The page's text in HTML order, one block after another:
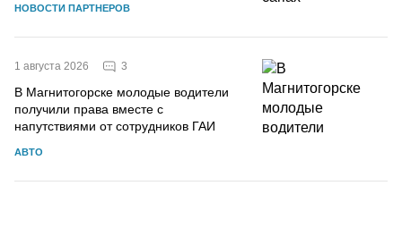
НОВОСТИ ПАРТНЕРОВ
1 августа 2026 3
В Магнитогорске молодые водители
получили права вместе с
напутствиями от сотрудников ГАИ
АВТО